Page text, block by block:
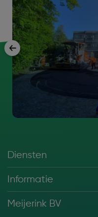
Diensten
Informatie
Meijerink BV